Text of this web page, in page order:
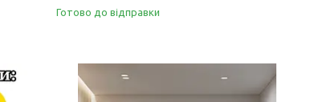
Готово до відправки